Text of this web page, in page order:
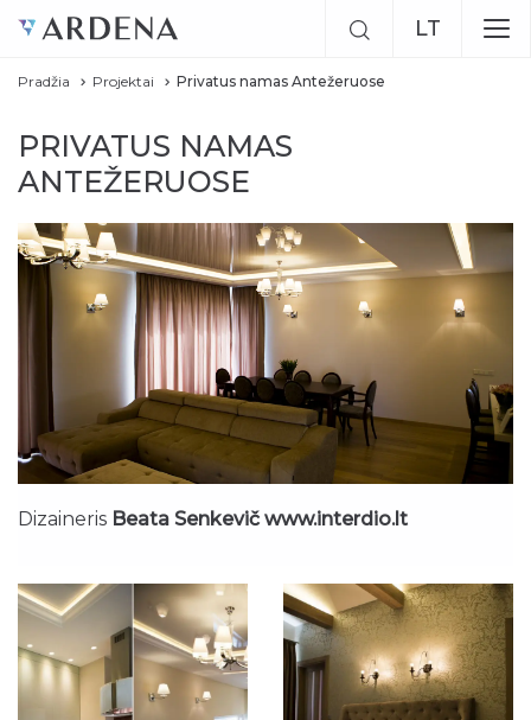
LT
Pradžia Projektai Privatus namas Antežeruose
PRIVATUS NAMAS
ANTEŽERUOSE
Dizaineris Beata Senkevič www.interdio.lt